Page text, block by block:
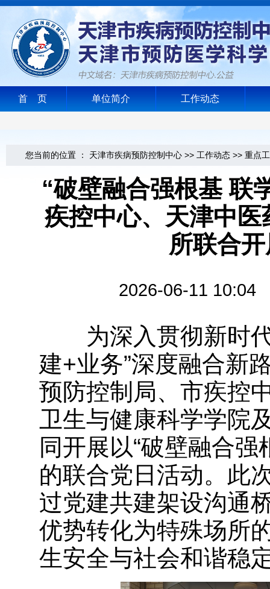
首 页 单位简介 工作动态
您当前的位置 ： 天津市疾病预防控制中心 >> 工作动态 >> 重点
“破壁融合强根基 联
疾控中心、天津中
所联合
2026-06-11
为深入贯彻新时代
建+业务”深度融合新
预防控制局、市疾控
卫生与健康科学学院
同开展以“破壁融合
的联合党日活动。此
过党建共建架设沟通
优势转化为特殊场所
生安全与社会和谐稳